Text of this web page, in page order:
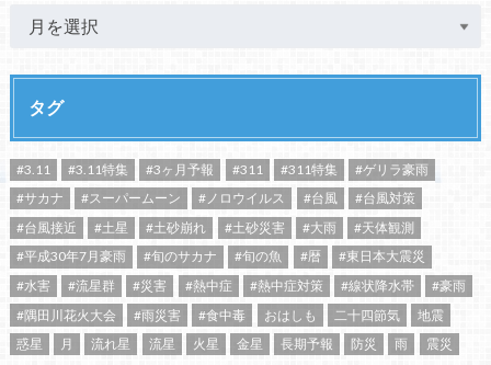
タグ
#3.11 #3.11特集 #3ヶ月予報 #311 #311特集
#ゲリラ豪雨
#サカナ
#スーパームーン #ノロウイルス #台風
#台風対策
#台風接近
#土星 #土砂崩れ #土砂災害 #大雨
#天体観測
#平成30年7月豪雨
#旬のサカナ #旬の魚 #暦
#東日本大震災
#水害
#流星群 #災害 #熱中症 #熱中症対策 #線状降水帯
#豪雨
#隅田川花火大会
#雨災害 #食中毒 おはしも 二十四節気
地震
惑星
月 流れ星 流星 火星 金星 長期予報 防災 雨 震災